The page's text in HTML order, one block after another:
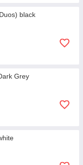
black
Grey